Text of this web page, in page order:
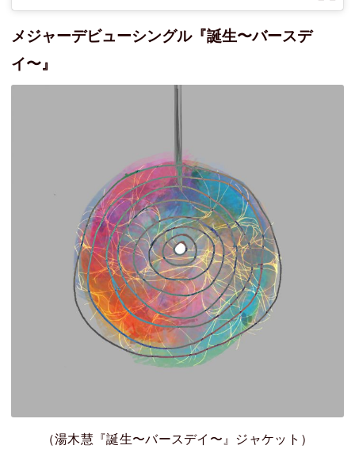
メジャーデビューシングル『誕生〜バースデ
イ〜』
（湯木慧『誕生〜バースデイ〜』ジャケット）